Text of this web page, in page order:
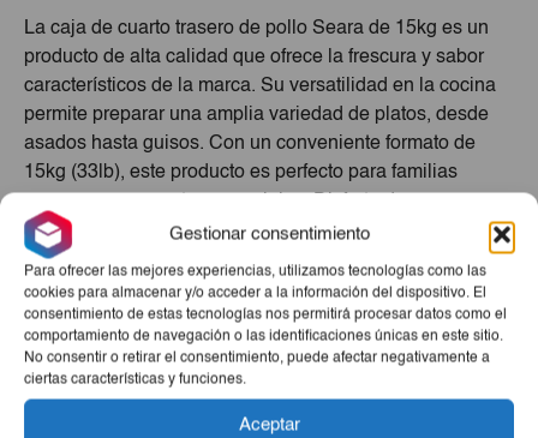
Gestionar consentimiento
Para ofrecer las mejores experiencias, utilizamos tecnologías como las
cookies para almacenar y/o acceder a la información del dispositivo. El
consentimiento de estas tecnologías nos permitirá procesar datos como el
comportamiento de navegación o las identificaciones únicas en este sitio.
No consentir o retirar el consentimiento, puede afectar negativamente a
ciertas características y funciones.
Aceptar
La caja de cuarto trasero de pollo Seara de 15kg es un
producto de alta calidad que ofrece la frescura y sabor
característicos de la marca. Su versatilidad en la cocina
permite preparar una amplia variedad de platos, desde
asados hasta guisos. Con un conveniente formato de
15kg (33lb), este producto es perfecto para familias
ingredientes frescos y naturales en cada bocado, sin
costos sorpresa en el carrito.
Productos Relacionados